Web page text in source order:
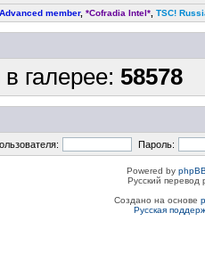
Advanced member, *Cofradia Intel* TSC!
галерее: 58578
Пароль:
Powered by
Русский
Создано на основе
Русская